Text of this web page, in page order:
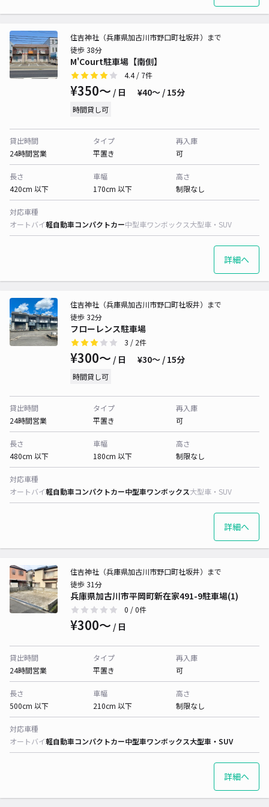
M'Court駐車場【南側】
住吉神社（兵庫県加古川市野口町社坂井）まで
徒歩 38分
4.4/ 7件
¥350〜 / 日 ¥40〜 / 15分
時間貸し可
貸出時間
24時間営業
タイプ
平置き
再入庫
可
長さ
420cm 以下
車幅
170cm 以下
高さ
制限なし
対応車種
オートバイ軽自動車コンパクトカー中型車ワンボックス大型車・SUV
詳細へ
フローレンス駐車場
住吉神社（兵庫県加古川市野口町社坂井）まで
徒歩 32分
3 / 2件
¥300〜 / 日 ¥30〜 / 15分
時間貸し可
貸出時間
24時間営業
タイプ
平置き
再入庫
可
長さ
480cm 以下
車幅
180cm 以下
高さ
制限なし
対応車種
オートバイ軽自動車コンパクトカー中型車ワンボックス大型車・SUV
詳細へ
兵庫県加古川市平岡町新在家491-9駐車場(1)
住吉神社（兵庫県加古川市野口町社坂井）まで
徒歩 31分
0 / 0件
¥300〜 / 日
貸出時間
24時間営業
タイプ
平置き
再入庫
可
長さ
500cm 以下
車幅
210cm 以下
高さ
制限なし
対応車種
オートバイ軽自動車コンパクトカー中型車ワンボックス大型車・SUV
詳細へ